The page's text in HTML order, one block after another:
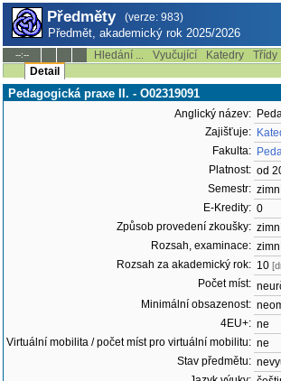
Předměty (verze: 983)
Předmět, akademický rok 2025/2026
--:-- Hledání ... Vyučující Katedry Třídy
Detail
Pedagogická praxe II. - O02319091
Anglický název:
Zajišťuje:
Fakulta:
Platnost: od
Semestr:
E-Kredity: 0
Způsob provedení zkoušky:
Rozsah, examinace:
Rozsah za akademický rok: 10
Počet míst:
Minimální obsazenost:
4EU+: ne
Virtuální mobilita / počet míst pro virtuální mobilitu: ne
Stav předmětu: